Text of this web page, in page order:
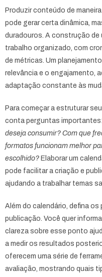
Produzir conteúdo de
pode gerar certa dinâmica,
duradouros. A construção de
trabalho organizado, com
de métricas. Um
relevância e o engajamento,
adaptação constante às
Para começar a estruturar
conta perguntas importantes:
deseja consumir? Com que
formatos funcionam melhor
escolhido? Elaborar um
pode facilitar a criação e
ajudando a trabalhar temas
Além do calendário, defina
publicação. Você quer
clareza sobre esse ponto
a medir os resultados
oferecem uma série de
avaliação, mostrando quais